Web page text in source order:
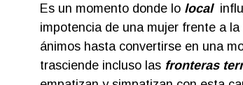
Es un momento donde lolocal
impotencia de una mujer frente a
ánimos hasta convertirse en una
trasciende incluso las fronteras